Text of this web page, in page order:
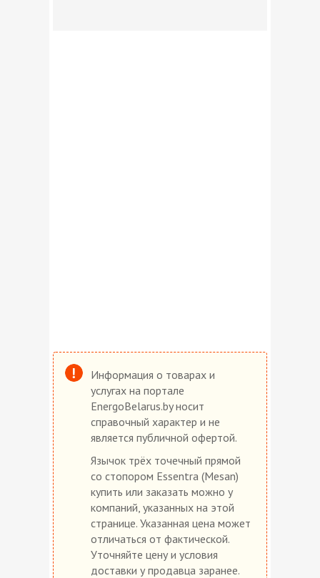
Информация о товарах и
услугах на портале
EnergoBelarus.by носит
справочный характер и не
является публичной офертой.
Язычок трёх точечный прямой
со стопором Essentra (Mesan)
купить или заказать можно у
компаний, указанных на этой
странице. Указанная цена может
отличаться от фактической.
Уточняйте цену и условия
доставки у продавца заранее.